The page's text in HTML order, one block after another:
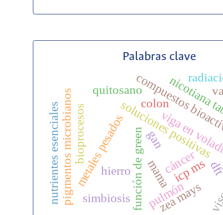
Palabras clave
viga en
soluciones positivas
función de green
metales pesados
hierro cáncer
mama
colon
pulmón
icp ms
bioprocesos compuestos
pigmentos microbianos quitosano nicotiana
nutrientes esenciales simbiosis zea mays
gan